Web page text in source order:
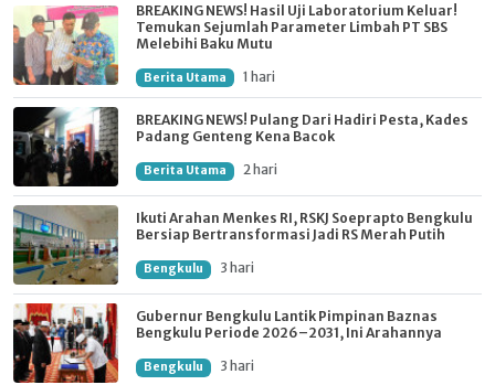
BREAKING NEWS! Hasil Uji Laboratorium Keluar!
Temukan Sejumlah Parameter Limbah PT SBS
Melebihi Baku Mutu
Berita Utama 1 hari
BREAKING NEWS! Pulang Dari Hadiri Pesta, Kades
Padang Genteng Kena Bacok
Berita Utama 2 hari
Ikuti Arahan Menkes RI, RSKJ Soeprapto Bengkulu
Bersiap Bertransformasi Jadi RS Merah Putih
Bengkulu 3 hari
Gubernur Bengkulu Lantik Pimpinan Baznas
Bengkulu Periode 2026–2031, Ini Arahannya
Bengkulu 3 hari